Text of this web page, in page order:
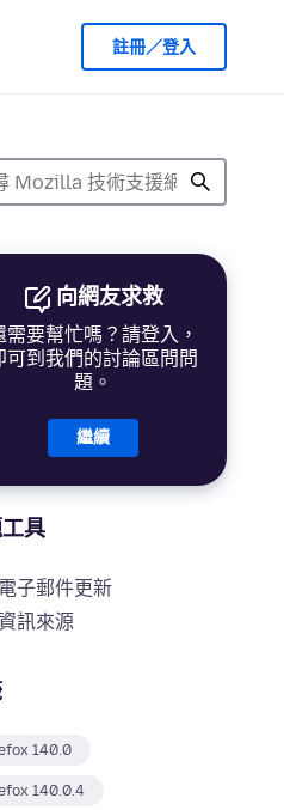
註冊／登入
向網友求救
需要幫忙嗎？請登入，
可到我們的討論區問問
題。
繼續
具
子郵件更新
訊來源
140.0
140.0.4